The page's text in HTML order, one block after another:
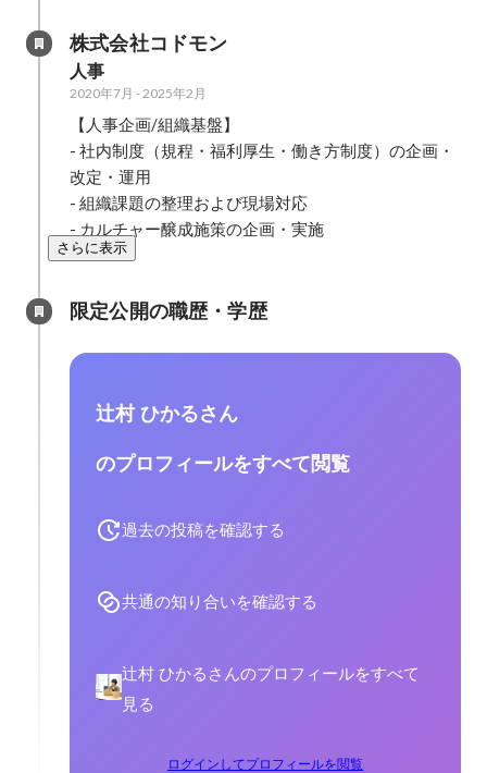
株式会社コドモン
人事
2020年7月 - 2025年2月
【人事企画/組織基盤】
- 社内制度（規程・福利厚生・働き方制度）の企画・
改定・運用
- 組織課題の整理および現場対応
- カルチャー醸成施策の企画・実施
さらに表示
限定公開の職歴・学歴
辻村 ひかるさん
のプロフィールをすべて閲覧
過去の投稿を確認する
共通の知り合いを確認する
辻村 ひかるさんのプロフィールをすべて
見る
ログインしてプロフィールを閲覧